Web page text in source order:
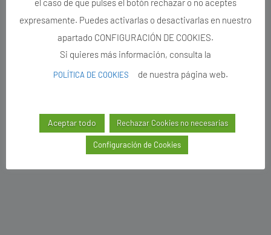
el caso de que pulses el botón rechazar o no aceptes
expresamente. Puedes activarlas o desactivarlas en nuestro
apartado CONFIGURACIÓN DE COOKIES.
Si quieres más información, consulta la
POLÍTICA DE COOKIES de nuestra página web.
Aceptar todo Rechazar Cookies no necesarias
Configuración de Cookies